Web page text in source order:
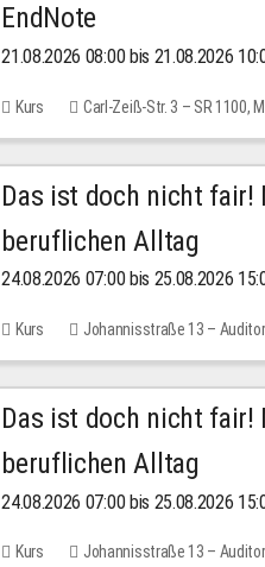
EndNote
21.08.2026 08:00 bis 21.08.2026
Kurs Carl-Zeiß-Str. 3 – SR 1100,
Das ist doch nicht
beruflichen Alltag
24.08.2026 07:00 bis 25.08.2026
Kurs Johannisstraße 13 –
Das ist doch nicht
beruflichen Alltag
24.08.2026 07:00 bis 25.08.2026
Kurs Johannisstraße 13 –